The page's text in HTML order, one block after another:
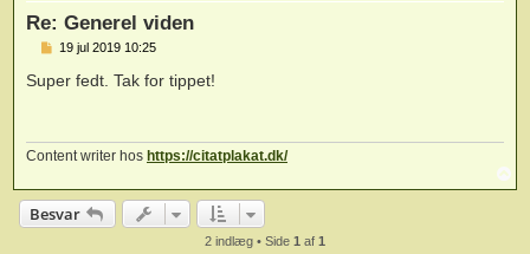
Re: Generel viden
d
19 jul 2019 10:25
Super fedt. Tak for tippet!
Content writer hos https://citatplakat.dk/
o
Besvar
2 indlæg • Side 1 af 1